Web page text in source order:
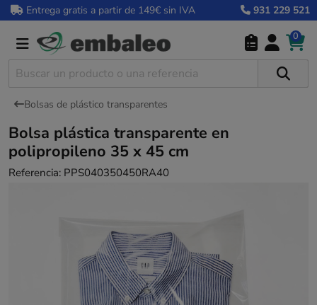
Entrega gratis a partir de 149€ sin IVA 931 229 521
0
Bolsas de plástico transparentes
Bolsa plástica transparente en
polipropileno 35 x 45 cm
Referencia: PPS040350450RA40